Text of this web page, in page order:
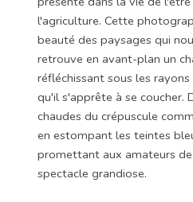
l'agriculture. Cette
beauté des paysages qui
retrouve en avant-plan un
réfléchissant sous les
qu'il s'apprête à se coucher.
chaudes du crépuscule
en estompant les teintes
promettant aux amateurs
spectacle grandiose.